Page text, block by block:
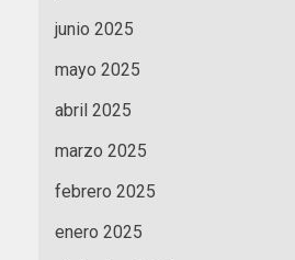
junio 2025
mayo 2025
abril 2025
marzo 2025
febrero 2025
enero 2025